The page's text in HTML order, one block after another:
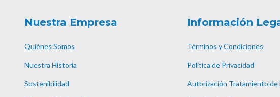
Nuestra Empresa
Quiénes Somos
Nuestra Historia
Sostenibilidad
Información
Términos y Condiciones
Política de Privacidad
Autorización Tratamiento de